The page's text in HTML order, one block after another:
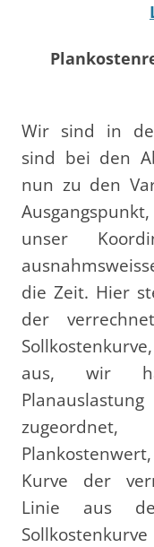
Wir sind in
sind bei den
nun zu den
unser
die Zeit. Hier
der
aus, wir
Kurve der
Linie aus